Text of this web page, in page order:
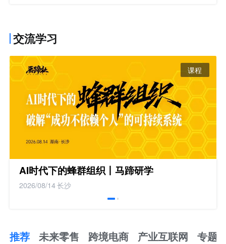
交流学习
课程
AI时代下的蜂群组织丨马蹄研学
2026/08/14长沙
推荐 未来零售 跨境电商 产业互联网 专题